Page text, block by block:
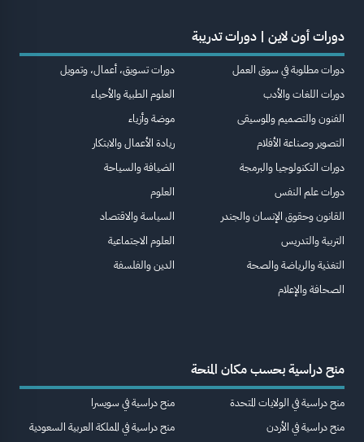
دورات أون لاين | دورات تدريبة
دورات مطلوبة في سوق العمل
دورات اللغات والأدب
الفنون والتصميم والموسيقى
التصوير وصناعة الأفلام
دورات التكنولوجيا والبرمجة
دورات علم النفس
القانون وحقوق الإنسان والجندر
التربية والتدريس
التغذية والرياضة والصحة
الصحافة والإعلام
دورات تسويق، أعمال، وتمويل
العلوم الطبية والأحياء
موضة وأزياء
ريادة الأعمال والابتكار
الضيافة والسياحة
العلوم
السياسة والاقتصاد
العلوم الاجتماعية
الدين والفلسفة
منح دراسية بحسب مكان المنحة
منح دراسية في الولايات المتحدة
منح دراسية في الأردن
منح دراسية في سويسرا
منح دراسية في المملكة العربية السعودية